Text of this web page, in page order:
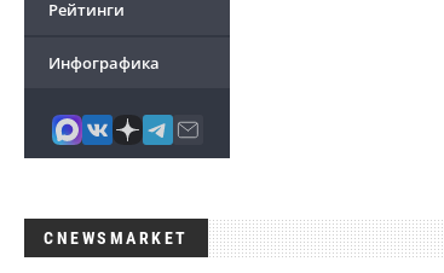
Рейтинги
Инфографика
CNEWSMARKET